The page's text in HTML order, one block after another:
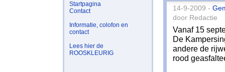
Startpagina
Contact
Informatie, colofon en
contact
Lees hier de
ROOSKLEURIG
14-9-2009 -
door Redactie
Vanaf 15
De
andere de
rood